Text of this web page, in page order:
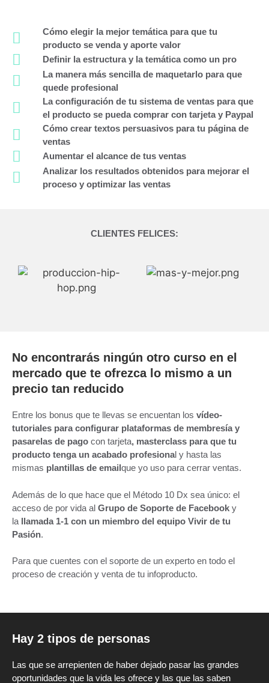
Cómo elegir la mejor temática para que tu
producto se venda y aporte valor
Definir la estructura y la temática como un pro
La manera más sencilla de maquetarlo para que
quede profesional
La configuración de tu sistema de ventas para que
el producto se pueda comprar con tarjeta y Paypal
Cómo crear textos persuasivos para tu página de
ventas
Aumentar el alcance de tus ventas
Analizar los resultados obtenidos para mejorar el
proceso y optimizar las ventas
CLIENTES FELICES:
No encontrarás ningún otro curso en el
mercado que te ofrezca lo mismo a un
precio tan reducido
Entre los bonus que te llevas se encuentan los vídeo-
tutoriales para configurar plataformas de membresía y
pasarelas de pago con tarjeta, masterclass para que tu
producto tenga un acabado profesional y hasta las
mismas plantillas de emailque yo uso para cerrar ventas.
Además de lo que hace que el Método 10 Dx sea único: el
acceso de por vida al Grupo de Soporte de Facebook y
la llamada 1-1 con un miembro del equipo Vivir de tu
Pasión.
Para que cuentes con el soporte de un experto en todo el
proceso de creación y venta de tu infoproducto.
Hay 2 tipos de personas
Las que se arrepienten de haber dejado pasar las grandes
oportunidades que la vida les ofrece y las que las saben